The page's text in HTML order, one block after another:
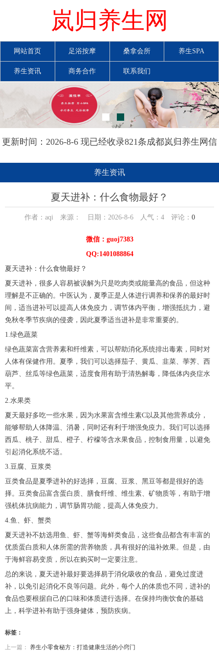
岚归养生网
网站首页 足浴按摩 桑拿会所 养生SPA
养生资讯 商务合作 联系我们
更新时间：2026-8-6 现已经收录821条成都岚归养生网信
养生资讯
夏天进补：什么食物最好？
作者：aqi 来源： 日期：2026-8-6 人气： 4评论： 0
微信：guoj7383
QQ:1401088864
夏天进补：什么食物最好？
夏天进补，很多人容易被误解为只是吃肉类或能量高的食品，但这种
理解是不正确的。中医认为，夏季正是人体进行调养和保养的最好时
间，适当进补可以提高人体免疫力，调节体内平衡，增强抵抗力，避
免秋冬季节疾病的侵袭，因此夏季适当进补是非常重要的。
1.绿色蔬菜
绿色蔬菜富含营养素和纤维素，可以帮助消化系统排出毒素，同时对
人体有保健作用。夏季，我们可以选择茄子、黄瓜、韭菜、荸荠、西
葫芦、丝瓜等绿色蔬菜，适度食用有助于清热解毒，降低体内炎症水
平。
2.水果类
夏天最好多吃一些水果，因为水果富含维生素C以及其他营养成分，
能够帮助人体降温、消暑，同时还有利于增强免疫力。我们可以选择
西瓜、桃子、甜瓜、橙子、柠檬等含水果食品，控制食用量，以避免
引起消化系统不适。
3.豆腐、豆浆类
豆类食品是夏季进补的好选择，豆腐、豆浆、黑豆等都是很好的选
择。豆类食品富含蛋白质、膳食纤维、维生素、矿物质等，有助于增
强机体抗病能力，调节肠胃功能，提高人体免疫力。
4.鱼、虾、蟹类
夏天进补不妨选用鱼、虾、蟹等海鲜类食品，这些食品都含有丰富的
优质蛋白质和人体所需的营养物质，具有很好的滋补效果。但是，由
于海鲜容易变质，所以在购买时一定要注意。
总的来说，夏天进补最好要选择易于消化吸收的食品，避免过度进
补，以免引起消化不良等问题。此外，每个人的体质也不同，进补的
食品也要根据自己的口味和体质进行选择。在保持均衡饮食的基础
上，科学进补有助于强身健体，预防疾病。
标签：
上一篇： 养生小零食秘方：打造健康生活的小窍门